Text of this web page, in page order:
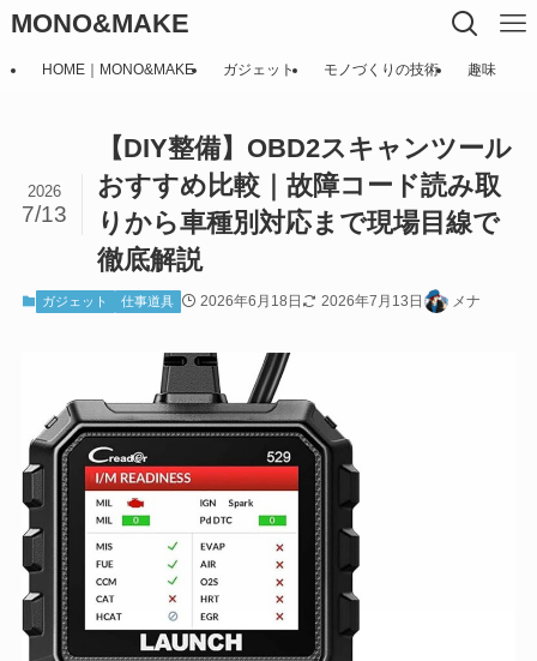
MONO&MAKE
HOME｜MONO&MAKE ガジェット モノづくりの技術 趣味
【DIY整備】OBD2スキャンツール
おすすめ比較｜故障コード読み取
りから車種別対応まで現場目線で
徹底解説
2026
7/13
ガジェット 仕事道具 2026年6月18日 2026年7月13日 メナ